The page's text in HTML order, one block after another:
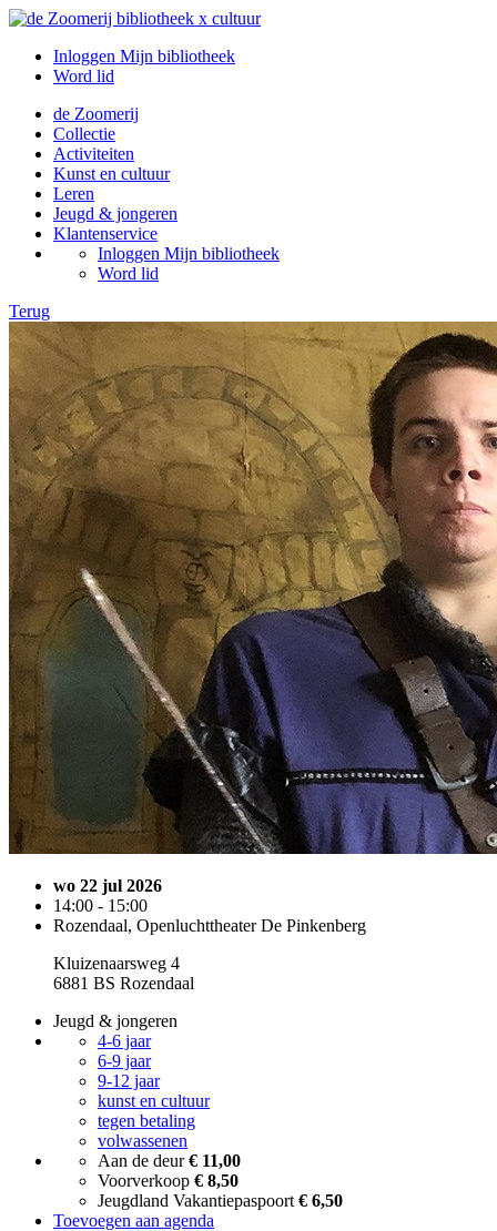
Inloggen Mijn bibliotheek
Word lid
de Zoomerij
Collectie
Activiteiten
Kunst en cultuur
Leren
Jeugd & jongeren
Klantenservice
Inloggen Mijn bibliotheek
Word lid
Terug
wo 22 jul 2026
14:00 - 15:00
Rozendaal, Openluchttheater De Pinkenberg
Kluizenaarsweg 4
6881 BS Rozendaal
Jeugd & jongeren
4-6 jaar
6-9 jaar
9-12 jaar
kunst en cultuur
tegen betaling
volwassenen
Aan de deur€ 11,00
Voorverkoop € 8,50
Jeugdland Vakantiepaspoort € 6,50
Toevoegen aan agenda